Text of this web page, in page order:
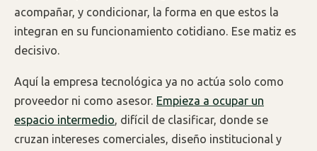
acompañar, y condicionar, la forma en que estos la
integran en su funcionamiento cotidiano. Ese matiz es
decisivo.
Aquí la empresa tecnológica ya no actúa solo como
proveedor ni como asesor. Empieza a ocupar un
espacio intermedio, difícil de clasificar, donde se
cruzan intereses comerciales, diseño institucional y